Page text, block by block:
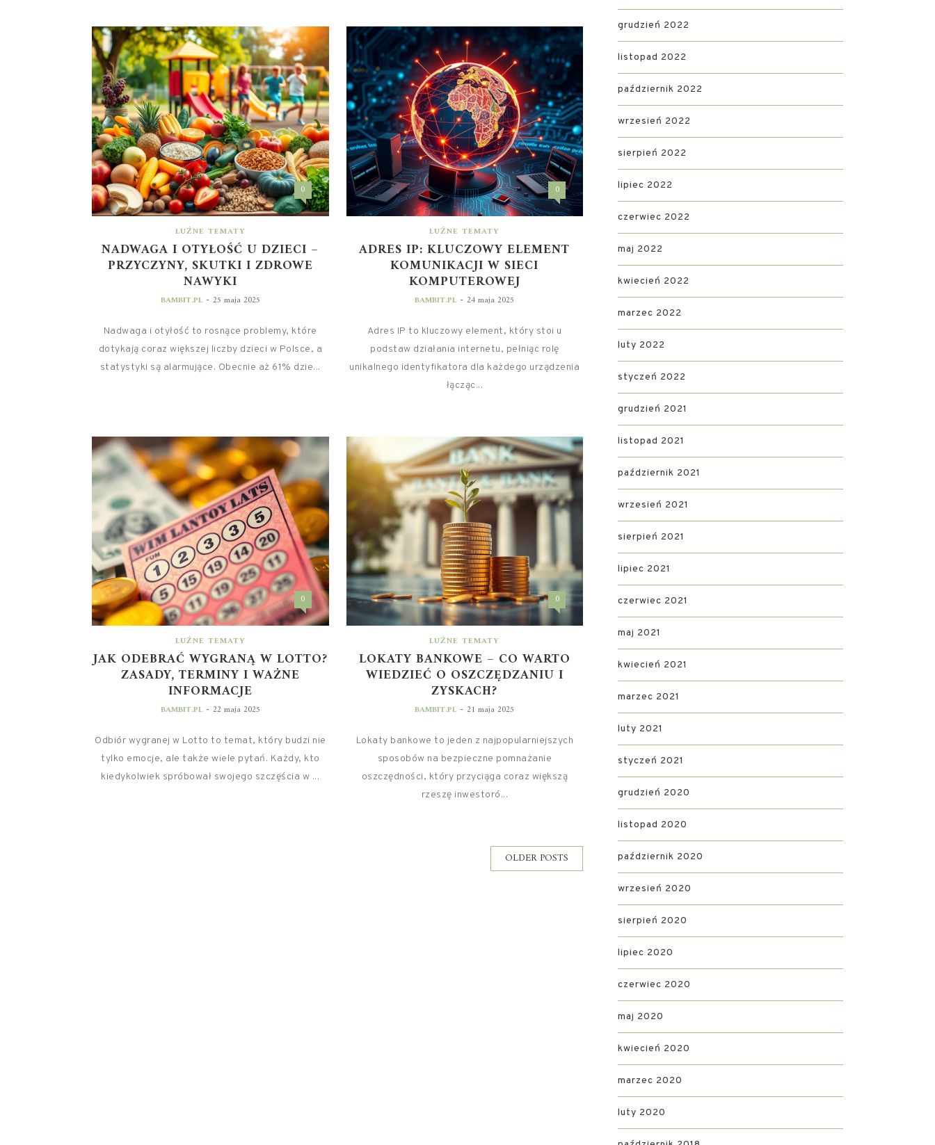
0
LUŹNE TEMATY
NADWAGA I OTYŁOŚĆ U DZIECI –
PRZYCZYNY, SKUTKI I ZDROWE
NAWYKI
BAMBIT.PL - 25 maja 2025
Nadwaga i otyłość to rosnące problemy, które
dotykają coraz większej liczby dzieci w Polsce, a
statystyki są alarmujące. Obecnie aż 61% dzie...
0
LUŹNE TEMATY
ADRES IP: KLUCZOWY ELEMENT
KOMUNIKACJI W SIECI
KOMPUTEROWEJ
BAMBIT.PL - 24 maja 2025
Adres IP to kluczowy element, który stoi u
podstaw działania internetu, pełniąc rolę
unikalnego identyfikatora dla każdego urządzenia
łącząc...
0
LUŹNE TEMATY
JAK ODEBRAĆ WYGRANĄ W LOTTO?
ZASADY, TERMINY I WAŻNE
INFORMACJE
BAMBIT.PL - 22 maja 2025
Odbiór wygranej w Lotto to temat, który budzi nie
tylko emocje, ale także wiele pytań. Każdy, kto
kiedykolwiek spróbował swojego szczęścia w ...
0
LUŹNE TEMATY
LOKATY BANKOWE – CO WARTO
WIEDZIEĆ O OSZCZĘDZANIU I
ZYSKACH?
BAMBIT.PL - 21 maja 2025
Lokaty bankowe to jeden z najpopularniejszych
sposobów na bezpieczne pomnażanie
oszczędności, który przyciąga coraz większą
rzeszę inwestoró...
OLDER POSTS
grudzień 2022
listopad 2022
październik 2022
wrzesień 2022
sierpień 2022
lipiec 2022
czerwiec 2022
maj 2022
kwiecień 2022
marzec 2022
luty 2022
styczeń 2022
grudzień 2021
listopad 2021
październik 2021
wrzesień 2021
sierpień 2021
lipiec 2021
czerwiec 2021
maj 2021
kwiecień 2021
marzec 2021
luty 2021
styczeń 2021
grudzień 2020
listopad 2020
październik 2020
wrzesień 2020
sierpień 2020
lipiec 2020
czerwiec 2020
maj 2020
kwiecień 2020
marzec 2020
luty 2020